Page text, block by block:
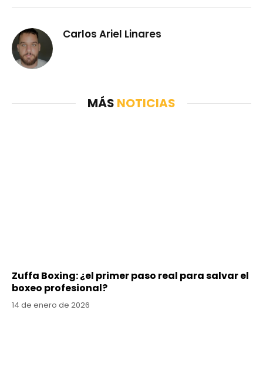
Carlos Ariel Linares
MÁS NOTICIAS
Zuffa Boxing: ¿el primer paso real para salvar el
boxeo profesional?
14 de enero de 2026